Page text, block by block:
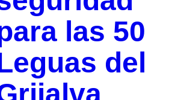
las 50
del